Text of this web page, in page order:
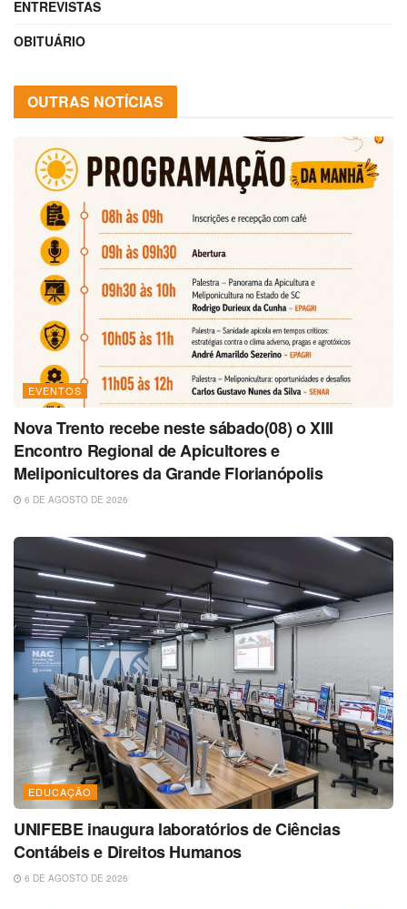
ENTREVISTAS
OBITUÁRIO
OUTRAS NOTÍCIAS
EVENTOS
Nova Trento recebe neste sábado(08) o XIII
Encontro Regional de Apicultores e
Meliponicultores da Grande Florianópolis
6 DE AGOSTO DE 2026
EDUCAÇÃO
UNIFEBE inaugura laboratórios de Ciências
Contábeis e Direitos Humanos
6 DE AGOSTO DE 2026